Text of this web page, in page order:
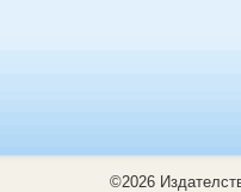
©2026